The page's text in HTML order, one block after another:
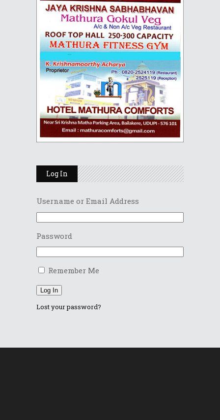
Log In
Username or Email Address
Password
Remember Me
Log In
Lost your password?